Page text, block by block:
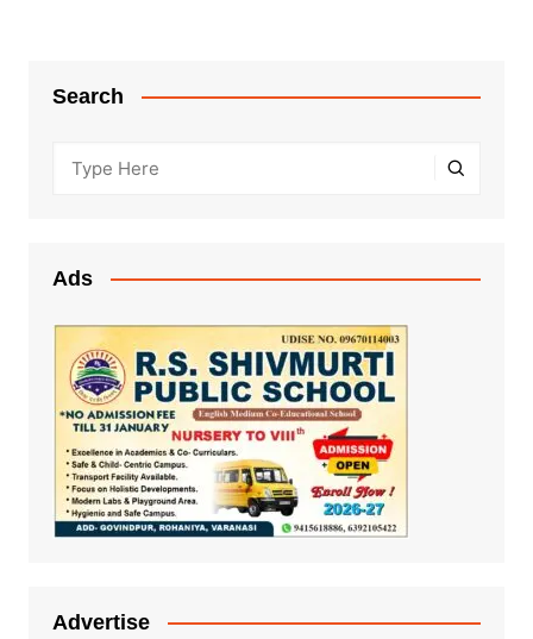
Search
Ads
Advertise